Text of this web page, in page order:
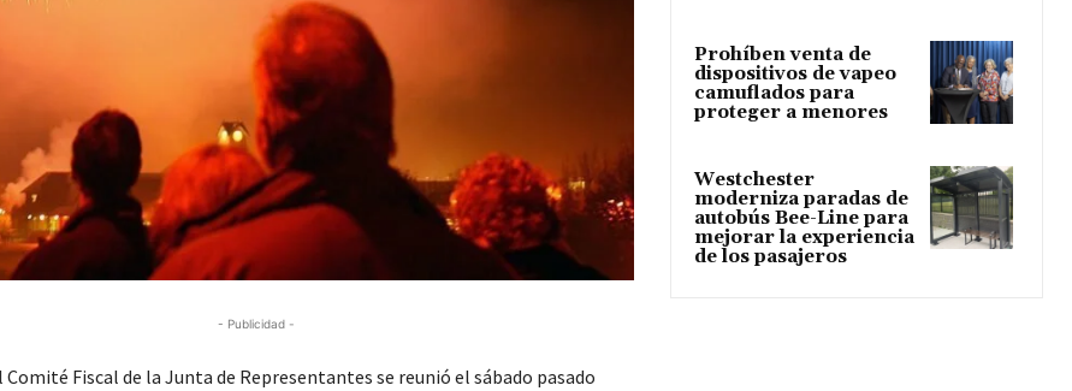
- Publicidad -
Comité Fiscal de la Junta de Representantes se reunió el sábado pasado
Prohíben venta de
dispositivos de vapeo
camuflados para
proteger a menores
Westchester
moderniza paradas de
autobús Bee-Line para
mejorar la experiencia
de los pasajeros